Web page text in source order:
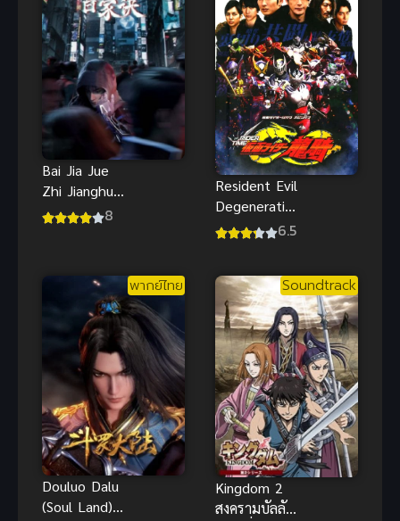
Bai Jia Jue
Zhi Jianghu
Gui Shi Lu8
Resident Evil
Degeneration
ผีชีวะสงคราม
ไทย
6.5
พากย์ไทย
Douluo Dalu
(Soul Land)
Soundtrack
Kingdom 2
สงครามบัลลังก์